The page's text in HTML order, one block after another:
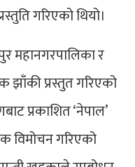
गरिएको थियो।
महानगरपालिका र
झाँकी प्रस्तुत गरिएको
प्रकाशित ‘नेपाल’
विमोचन गरिएको